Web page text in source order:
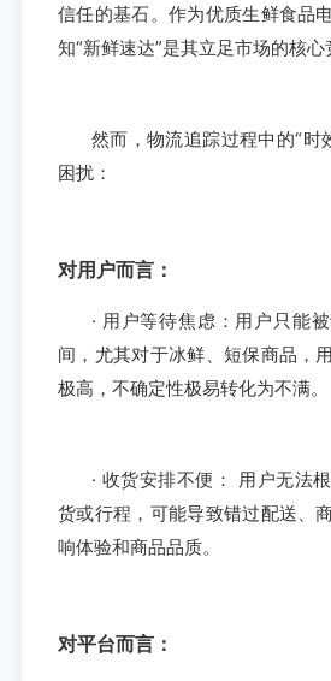
信任的基石。作为优质生鲜食品
知“新鲜速达”是其立足市场的核心
然而，物流追踪过程中的“时
困扰：
对用户而言：
· 用户等待焦虑：用户只能
间，尤其对于冰鲜、短保商品，
极高，不确定性极易转化为不满。
· 收货安排不便： 用户无法
货或行程，可能导致错过配送、
响体验和商品品质。
对平台而言：